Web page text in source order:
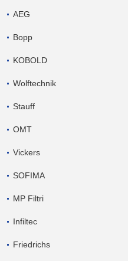
AEG
Bopp
KOBOLD
Wolftechnik
Stauff
OMT
Vickers
SOFIMA
MP Filtri
Infiltec
Friedrichs